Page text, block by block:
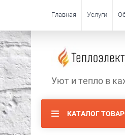
Главная Услуги
Уют и тепло в
КАТАЛОГ